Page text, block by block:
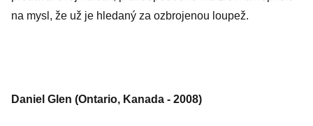
na mysl, že už je hledaný za ozbrojenou loupež.
Daniel Glen (Ontario, Kanada - 2008)